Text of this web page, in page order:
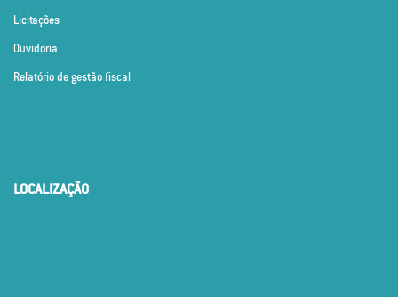
Licitações
Ouvidoria
Relatório de gestão fiscal
LOCALIZAÇÃO